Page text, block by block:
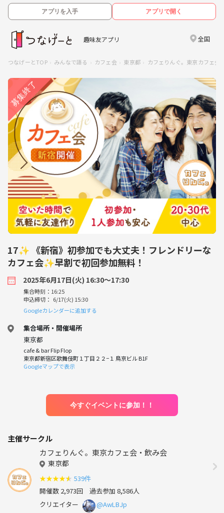
アプリを入手 アプリで開く
趣味友アプリ 全国
つなげーとTOP みんなで語る カフェ会 東京都 カフェりんぐ。東京カフェ会
17✨ 《新宿》初参加でも大丈夫！フレンドリーな
カフェ会✨早割で初回参加無料！
2025年6月17日(火) 16:30〜17:30
集合時刻：16:25
申込締切： 6/17(火) 15:30
Googleカレンダーに追加する
集合場所・開催場所
東京都
cafe & bar Flip Flop
東京都新宿区歌舞伎町１丁目２２−１ 鳥京ビル B1F
Googleマップで表示
今すぐイベントに参加！！
主催サークル
カフェりんぐ。東京カフェ会・飲み会
東京都
★★★★★ 539件
開催数 2,973回 過去参加 8,586人
クリエイター
@AwLBJp